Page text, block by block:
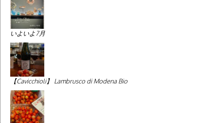
いよいよ7月
【Cavicchioli】 Lambrusco di Modena Bio